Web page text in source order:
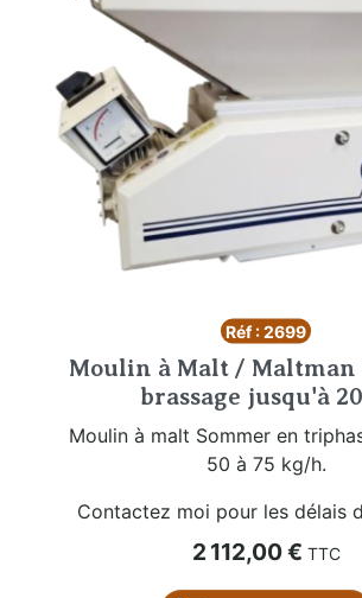
Réf : 2699
Moulin à Malt / Maltman
brassage jusqu'à
Moulin à malt Sommer en
50 à 75 kg/h.
Contactez moi pour les délais
Prix
2 112,00 € TTC